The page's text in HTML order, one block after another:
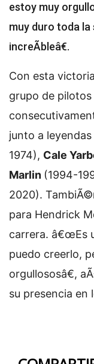
estoy muy
muy duro toda la
increÃ­bleâ€.
Con esta
grupo de
junto a
1974), Cale
Marlin (1994-
2020).
para Hendrick
carrera. â€œEs
puedo creerlo,
orgullososâ€,
su presencia en